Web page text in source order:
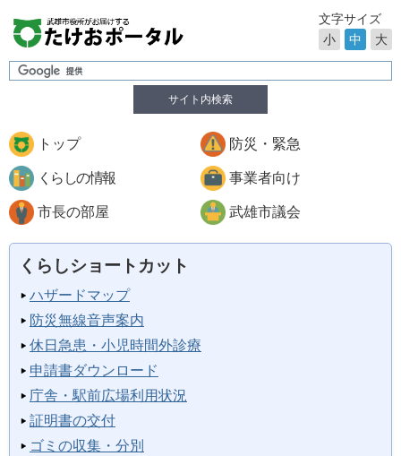
サイト内検索
文字サイズ
小
中 大
トップ 防災・緊急
くらしの情報 事業者向け
市長の部屋 武雄市議会
くらしショートカット
ハザードマップ
防災無線音声案内
休日急患・小児時間外診療
申請書ダウンロード
庁舎・駅前広場利用状況
証明書の交付
ゴミの収集・分別